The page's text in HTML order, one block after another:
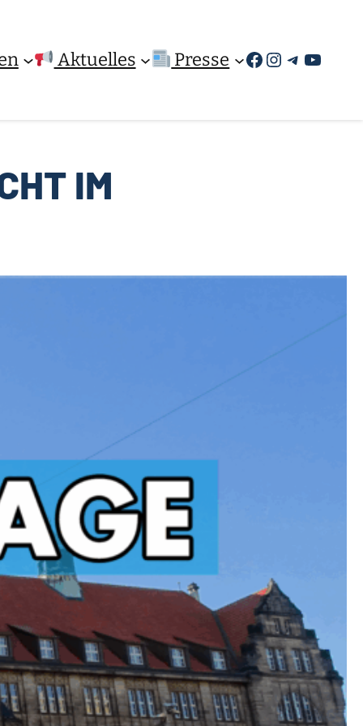
Aktuelles Presse Facebook
Instagram
IM